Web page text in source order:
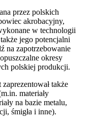
przez polskich
akrobacyjny,
w technologii
jego potencjalni
na zapotrzebowanie
okresy
polskiej produkcji.
także
materiały
na bazie metalu,
śmigła i inne).